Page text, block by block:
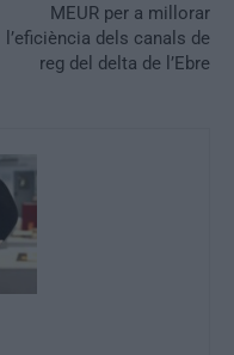
MEUR per a millorar
l’eficiència dels canals de
reg del delta de l’Ebre